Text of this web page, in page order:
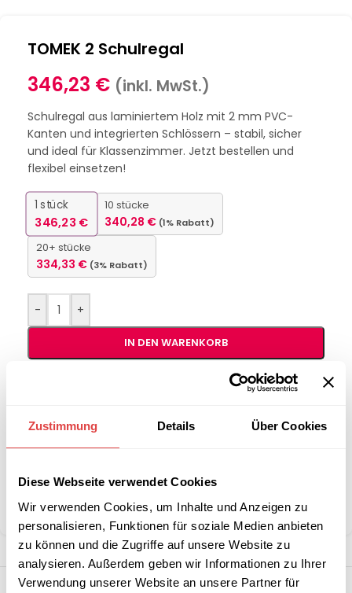
Zustimmung Details Über Cookies
Diese Webseite verwendet Cookies
Wir verwenden Cookies, um Inhalte und Anzeigen zu
personalisieren, Funktionen für soziale Medien anbieten
zu können und die Zugriffe auf unsere Website zu
analysieren. Außerdem geben wir Informationen zu Ihrer
Verwendung unserer Website an unsere Partner für
TOMEK 2 Schulregal
346,23 € (inkl. MwSt.)
Schulregal aus laminiertem Holz mit 2 mm PVC-
Kanten und integrierten Schlössern – stabil, sicher
und ideal für Klassenzimmer. Jetzt bestellen und
flexibel einsetzen!
1 stück
346,23 €
10 stücke
340,28 € (1% Rabatt)
20+ stücke
334,33 € (3% Rabatt)
- +
IN DEN WARENKORB
Stückzahlen?
Kategorie: Schulmöbel
Teilen: